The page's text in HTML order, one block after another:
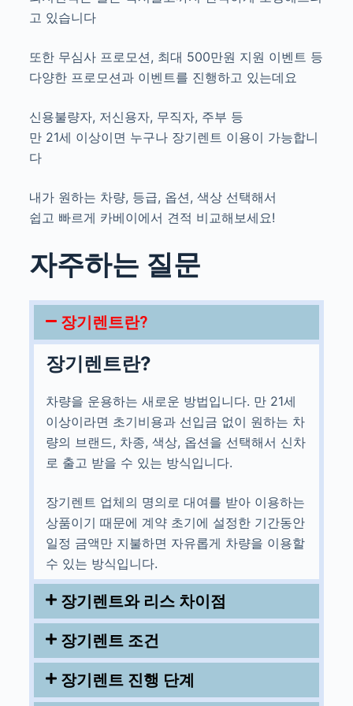
고 있습니다
또한 무심사 프로모션, 최대 500만원 지원 이벤트 등
다양한 프로모션과 이벤트를 진행하고 있는데요
신용불량자, 저신용자, 무직자, 주부 등
만 21세 이상이면 누구나 장기렌트 이용이 가능합니
다
내가 원하는 차량, 등급, 옵션, 색상 선택해서
쉽고 빠르게 카베이에서 견적 비교해보세요!
자주하는 질문
장기렌트란?
장기렌트란?
차량을 운용하는 새로운 방법입니다. 만 21세
이상이라면 초기비용과 선입금 없이 원하는 차
량의 브랜드, 차종, 색상, 옵션을 선택해서 신차
로 출고 받을 수 있는 방식입니다.
장기렌트 업체의 명의로 대여를 받아 이용하는
상품이기 때문에 계약 초기에 설정한 기간동안
일정 금액만 지불하면 자유롭게 차량을 이용할
수 있는 방식입니다.
장기렌트와 리스 차이점
장기렌트 조건
장기렌트 진행 단계